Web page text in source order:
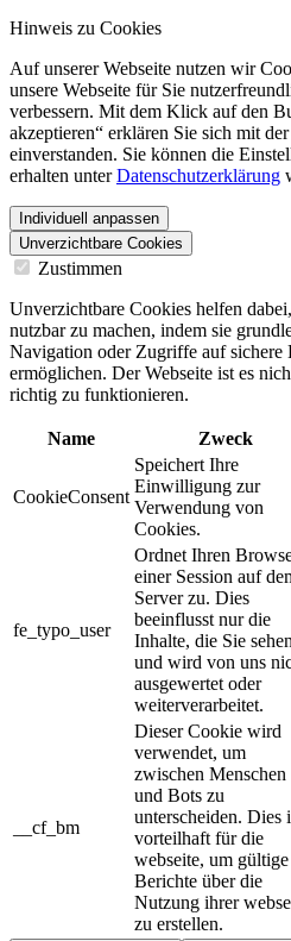
Hinweis zu Cookies
Auf unserer Webseite nutzen wir
unsere Webseite für Sie
verbessern. Mit dem Klick auf den
akzeptieren“ erklären Sie sich mit
einverstanden. Sie können die
erhalten unterDatenschutzerklärung
Individuell anpassen
Unverzichtbare Cookies
Zustimmen
Unverzichtbare Cookies helfen
nutzbar zu machen, indem sie
Navigation oder Zugriffe auf sichere
ermöglichen. Der Webseite ist es
richtig zu funktionieren.
Name Zweck
CookieConsent
Speichert Ihre
Einwilligung zur
Verwendung von
Cookies.
fe_typo_user
Ordnet Ihren
einer Session auf
Server zu. Dies
beeinflusst nur die
Inhalte, die Sie sehen
und wird von uns
ausgewertet oder
weiterverarbeitet.
__cf_bm
Dieser Cookie wird
verwendet, um
zwischen Menschen
und Bots zu
unterscheiden. Dies
vorteilhaft für die
webseite, um gültige
Berichte über die
Nutzung ihrer
zu erstellen.